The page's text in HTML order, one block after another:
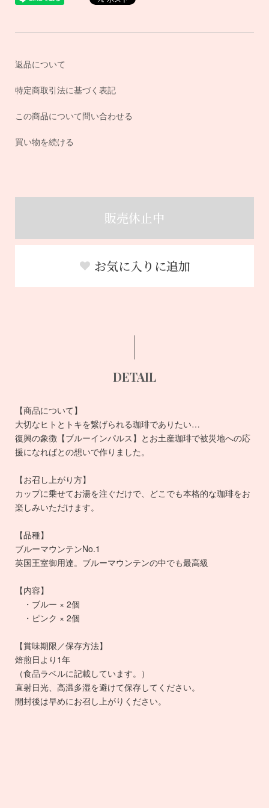
返品について
特定商取引法に基づく表記
この商品について問い合わせる
買い物を続ける
販売休止中
お気に入りに追加
DETAIL
【商品について】
大切なヒトとトキを繋げられる珈琲でありたい…
復興の象徴【ブルーインパルス】とお土産珈琲で被災地への応
援になればとの想いで作りました。
【お召し上がり方】
カップに乗せてお湯を注ぐだけで、どこでも本格的な珈琲をお
楽しみいただけます。
【品種】
ブルーマウンテンNo.1
英国王室御用達。ブルーマウンテンの中でも最高級
【内容】
・ブルー × 2個
・ピンク × 2個
【賞味期限／保存方法】
焙煎日より1年
（食品ラベルに記載しています。）
直射日光、高温多湿を避けて保存してください。
開封後は早めにお召し上がりください。